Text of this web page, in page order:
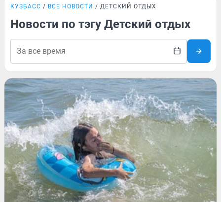
КУЗБАСС ВСЕ НОВОСТИ ДЕТСКИЙ ОТДЫХ
Новости по тэгу Детский отдых